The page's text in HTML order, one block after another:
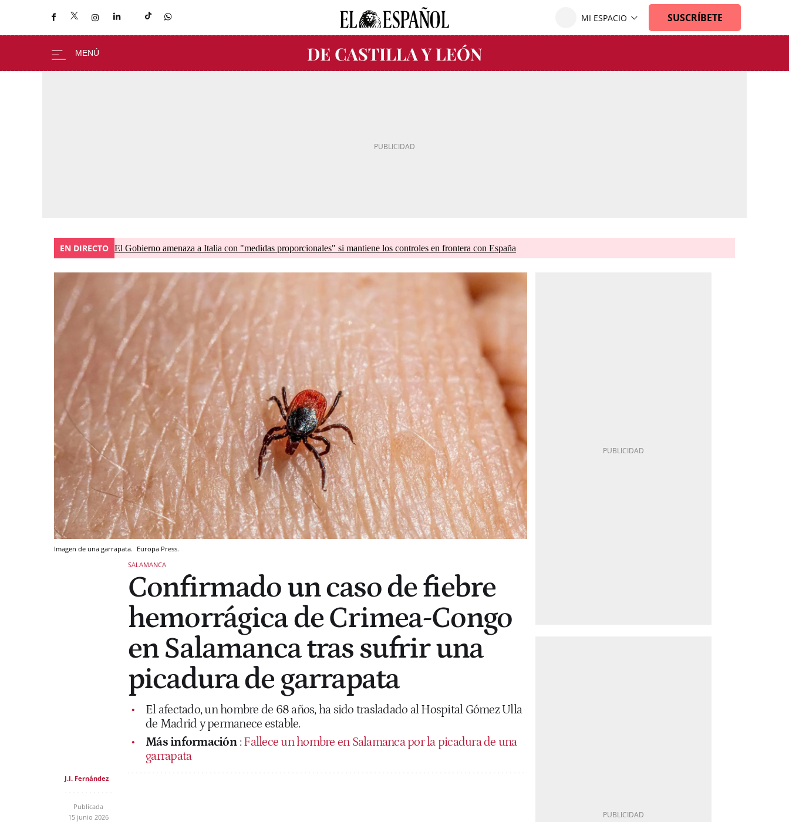
EN DIRECTO El Gobierno amenaza a Italia con "medidas proporcionales" si mantiene los controles en frontera con España
Imagen de una garrapata. Europa Press.
SALAMANCA
Confirmado un caso de fiebre
hemorrágica de Crimea-Congo
en Salamanca tras sufrir una
picadura de garrapata
El afectado, un hombre de 68 años, ha sido trasladado al Hospital Gómez Ulla
de Madrid y permanece estable.
Más información : Fallece un hombre en Salamanca por la picadura de una
garrapata
J.I. Fernández
Publicada
15 junio 2026